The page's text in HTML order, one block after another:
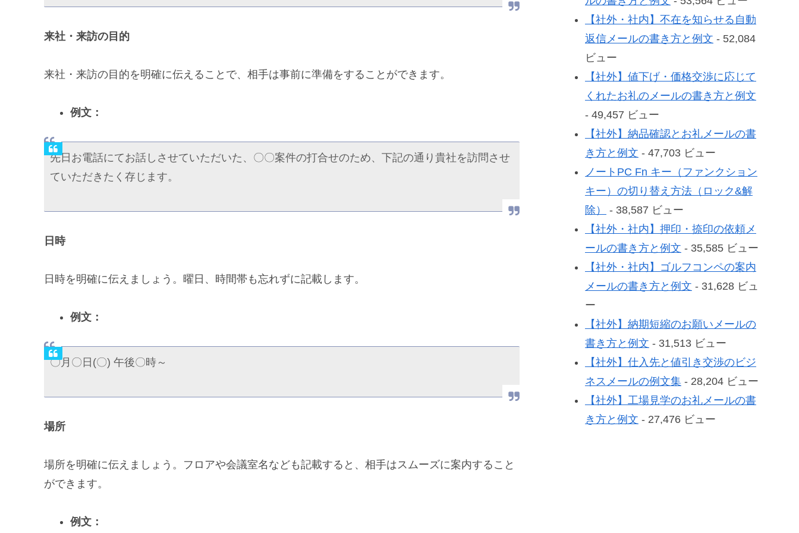
来社・来訪の目的
来社・来訪の目的を明確に伝えることで、相手は事前に準備をすることができます。
例文：
先日お電話にてお話しさせていただいた、〇〇案件の打合せのため、下記の通り貴社を訪問させ
ていただきたく存じます。
日時
日時を明確に伝えましょう。曜日、時間帯も忘れずに記載します。
例文：
〇月〇日(〇) 午後〇時～
場所
場所を明確に伝えましょう。フロアや会議室名なども記載すると、相手はスムーズに案内すること
ができます。
例文：
【社外・社内】不在を知らせる自動
返信メールの書き方と例文 - 52,084
ビュー
【社外】値下げ・価格交渉に応じて
くれたお礼のメールの書き方と例文
- 49,457 ビュー
【社外】納品確認とお礼メールの書
き方と例文 - 47,703 ビュー
ノートPC Fn キー（ファンクション
キー）の切り替え方法（ロック&解
除）
- 38,587 ビュー
【社外・社内】押印・捺印の依頼メ
ールの書き方と例文 - 35,585 ビュー
【社外・社内】ゴルフコンペの案内
メールの書き方と例文 - 31,628 ビュ
ー
【社外】納期短縮のお願いメールの
書き方と例文 - 31,513 ビュー
【社外】仕入先と値引き交渉のビジ
ネスメールの例文集 - 28,204 ビュー
【社外】工場見学のお礼メールの書
き方と例文 - 27,476 ビュー